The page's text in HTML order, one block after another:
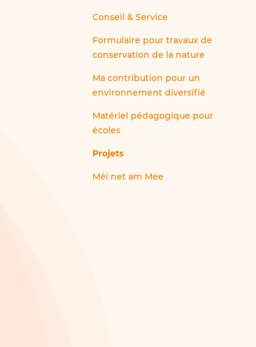
Conseil & Service
Formulaire pour travaux de
conservation de la nature
Ma contribution pour un
environnement diversifié
Matériel pédagogique pour
écoles
Projets
Méi net am Mee